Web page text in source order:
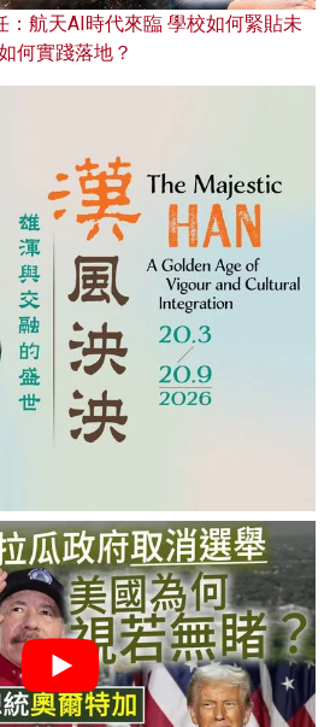
：航天AI時代來臨 學校如何緊貼未
何實踐落地？